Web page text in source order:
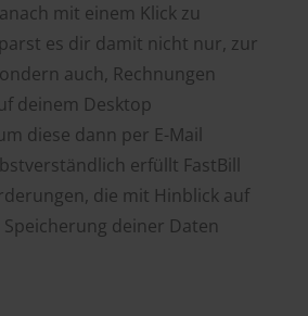
mit einem Klick zu
es dir damit nicht nur, zur
auch, Rechnungen
deinem Desktop
diese dann per E-Mail
erfüllt FastBill
die mit Hinblick auf
deiner Daten